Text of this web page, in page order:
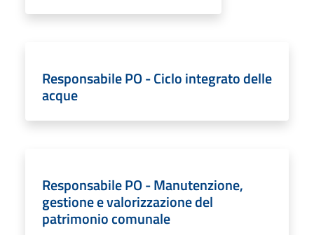
Responsabile PO - Ciclo integrato delle
acque
Responsabile PO - Manutenzione,
gestione e valorizzazione del
patrimonio comunale